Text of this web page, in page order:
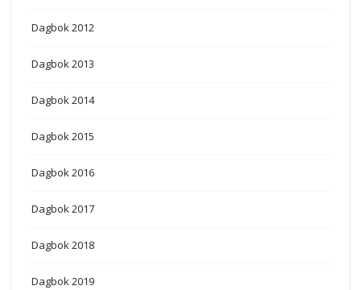
Dagbok 2012
Dagbok 2013
Dagbok 2014
Dagbok 2015
Dagbok 2016
Dagbok 2017
Dagbok 2018
Dagbok 2019